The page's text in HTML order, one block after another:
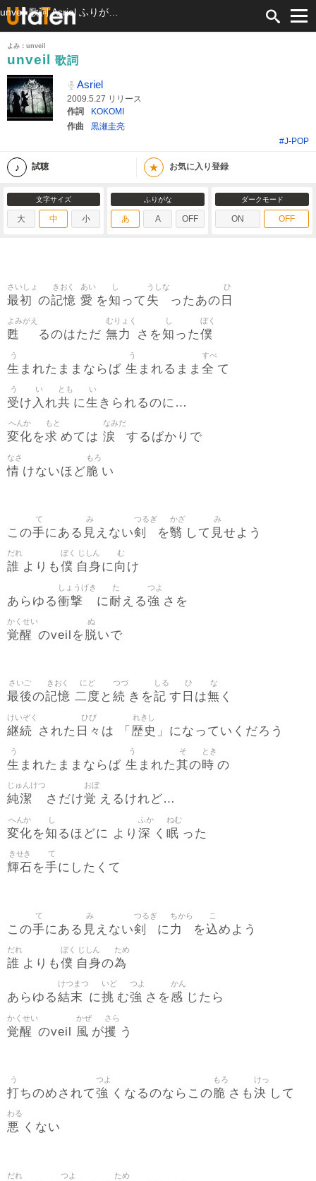
よみ：unveil
unveil
歌詞
Asriel
2009.5.27 リリース
作詞
KOKOMI
作曲
黒瀬圭亮
#J-POP
試聴 ★ お気に入り登録
文字サイズ
大 中 小
ふりがな
あ A OFF
ダークモード
ON OFF
最初
さいしょ
の記憶
きおく
愛
あい
を知
し
って 失
うしな
ったあの 日
ひ
甦
よみがえ
るのはただ 無力
むりょく
さを知
し
った僕
ぼく
生
う
まれたままならば 生
う
まれるまま 全
すべ
て
受
う
け 入
い
れ共
とも
に生
い
きられるのに…
変化
へんか
を求
もと
めては 涙
なみだ
するばかりで
情
なさ
けないほど脆
もろ
い
この手
て
にある 見
み
えない剣
つるぎ
を翳
かざ
して 見
み
せよう
誰
だれ
よりも僕
ぼく
自身
じしん
に向
む
け
あらゆる衝撃
しょうげき
に耐
た
える強
つよ
さを
覚醒
かくせい
のveilを脱
ぬ
いで
最後
さいご
の記憶
きおく
二度
にど
と 続
つづ
きを記
しる
す 日
ひ
は無
な
く
継続
けいぞく
された 日々
ひび
は 「 歴史
れきし
」になっていくだろう
生
う
まれたままならば 生
う
まれた其
そ
の時
とき
の
純潔
じゅんけつ
さだけ覚
おぼ
えるけれど…
変化
へんか
を知
し
るほどに より 深
ふか
く 眠
ねむ
った
輝石
きせき
を手
て
にしたくて
この手
て
にある 見
み
えない剣
つるぎ
に力
ちから
を込
こ
めよう
誰
だれ
よりも僕
ぼく
自身
じしん
の為
ため
あらゆる結末
けつまつ
に挑
いど
む強
つよ
さを感
かん
じたら
覚醒
かくせい
のveil 風
かぜ
が攫
さら
う
打
う
ちのめされて強
つよ
くなるのならこの脆
もろ
さも決
けっ
して
悪
わる
くない
だれ つよ ため